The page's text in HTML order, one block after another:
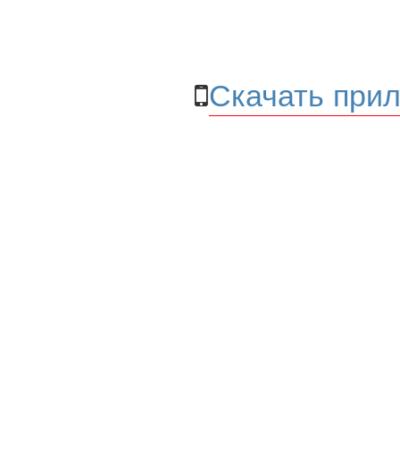
Скачать